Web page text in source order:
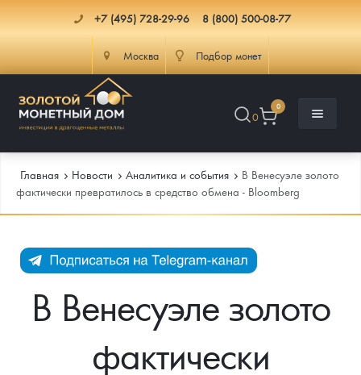
+7 (495) 728-29-96 8 (800) 500-08-77
Москва Подбор монет
0
0
Каталог Монет
Инвестиционные монеты
Инфо
Как сделать заказ
Доставка
Главная Новости Аналитика и события
В Венесуэле золото
фактически превратилось в средство обмена - Bloomberg
В Венесуэле золото
фактически